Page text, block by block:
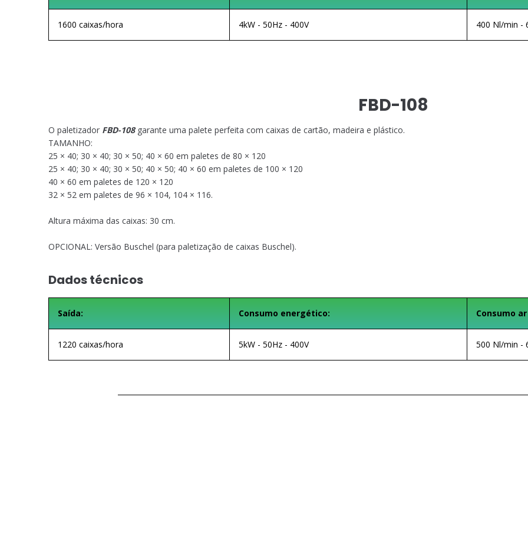
1600 caixas/hora 4kW - 50Hz - 400V 400 Nl/min -
FBD-108
O paletizador FBD-108garante uma palete perfeita com caixas de cartão, madeira e plástico.
TAMANHO:
25 × 40; 30 × 40; 30 × 50; 40 × 60 em paletes de 80 × 120
25 × 40; 30 × 40; 30 × 50; 40 × 50; 40 × 60 em paletes de 100 × 120
40 × 60 em paletes de 120 × 120
32 × 52 em paletes de 96 × 104, 104 × 116.
Altura máxima das caixas: 30 cm.
OPCIONAL: Versão Buschel (para paletização de caixas Buschel).
Dados técnicos
Saída: Consumo energético: Consumo
1220 caixas/hora 5kW - 50Hz - 400V 500 Nl/min -